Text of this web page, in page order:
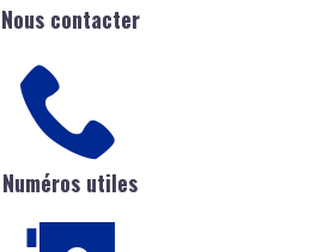
Nous contacter
Numéros utiles